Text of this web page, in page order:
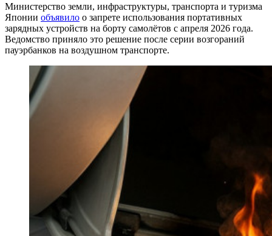
Министерство земли, инфраструктуры, транспорта и туризма
Японии объявило о запрете использования портативных
зарядных устройств на борту самолётов с апреля 2026 года.
Ведомство приняло это решение после серии возгораний
пауэрбанков на воздушном транспорте.